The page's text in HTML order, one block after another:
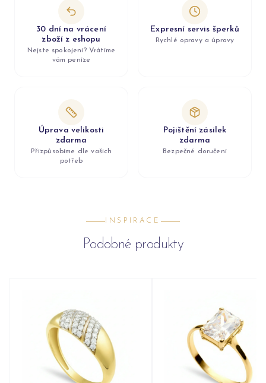
30 dní na vrácení
zboží z eshopu
Nejste spokojeni? Vrátíme
vám peníze
Expresní servis šperků
Rychlé opravy a úpravy
Úprava velikosti
zdarma
Přizpůsobíme dle vašich
potřeb
Pojištění zásilek
zdarma
Bezpečné doručení
INSPIRACE
Podobné produkty